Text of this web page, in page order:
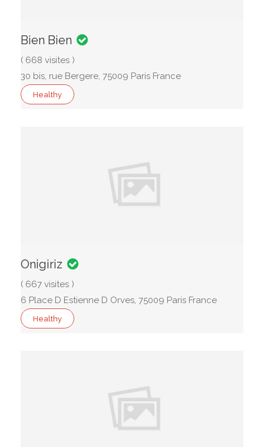
Bien Bien
( 668 visites )
30 bis, rue Bergere, 75009 Paris France
Healthy
Onigiriz
( 667 visites )
6 Place D Estienne D Orves, 75009 Paris France
Healthy